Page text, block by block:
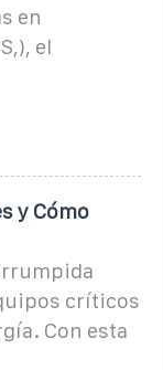
en
el
y Cómo
críticos
Con esta